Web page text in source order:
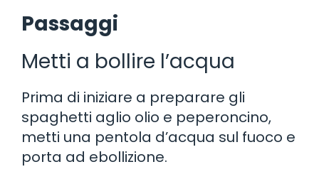
Passaggi
Metti a bollire l’acqua
Prima di iniziare a preparare gli
spaghetti aglio olio e peperoncino,
metti una pentola d’acqua sul fuoco e
porta ad ebollizione.